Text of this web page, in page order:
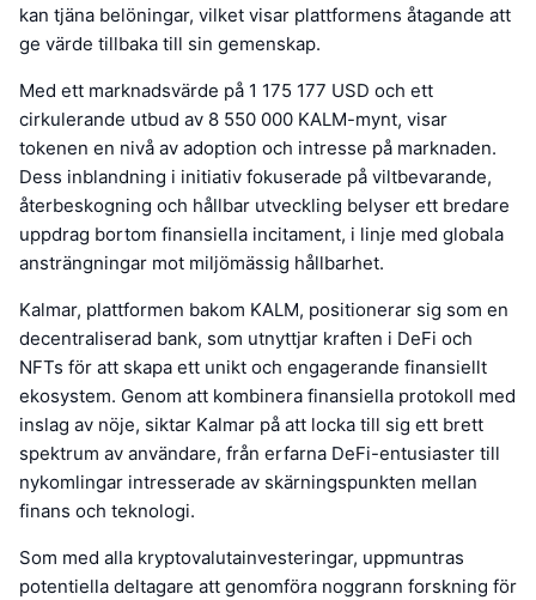
kan tjäna belöningar, vilket visar plattformens åtagande att
ge värde tillbaka till sin gemenskap.
Med ett marknadsvärde på 1 175 177 USD och ett
cirkulerande utbud av 8 550 000 KALM-mynt, visar
tokenen en nivå av adoption och intresse på marknaden.
Dess inblandning i initiativ fokuserade på viltbevarande,
återbeskogning och hållbar utveckling belyser ett bredare
uppdrag bortom finansiella incitament, i linje med globala
ansträngningar mot miljömässig hållbarhet.
Kalmar, plattformen bakom KALM, positionerar sig som en
decentraliserad bank, som utnyttjar kraften i DeFi och
NFTs för att skapa ett unikt och engagerande finansiellt
ekosystem. Genom att kombinera finansiella protokoll med
inslag av nöje, siktar Kalmar på att locka till sig ett brett
spektrum av användare, från erfarna DeFi-entusiaster till
nykomlingar intresserade av skärningspunkten mellan
finans och teknologi.
Som med alla kryptovalutainvesteringar, uppmuntras
potentiella deltagare att genomföra noggrann forskning för